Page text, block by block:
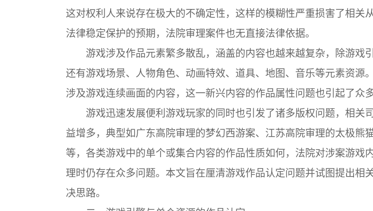
这对权利人来说存在极大的不确定性，这样的模糊性严重损害了相关
法律稳定保护的预期，法院审理案件也无直接法律依据。
游戏涉及作品元素繁多散乱，涵盖的内容也越来越复杂，除游戏引
还有游戏场景、人物角色、动画特效、道具、地图、音乐等元素资源
涉及游戏连续画面的内容，这一新兴内容的作品属性问题也引起了众多
游戏迅速发展便利游戏玩家的同时也引发了诸多版权问题，相关
益增多，典型如广东高院审理的梦幻西游案、江苏高院审理的太极熊
等，各类游戏中的单个或集合内容的作品性质如何，法院对涉案游戏
理时仍存在众多问题。本文旨在厘清游戏作品认定问题并试图提出相
决思路。